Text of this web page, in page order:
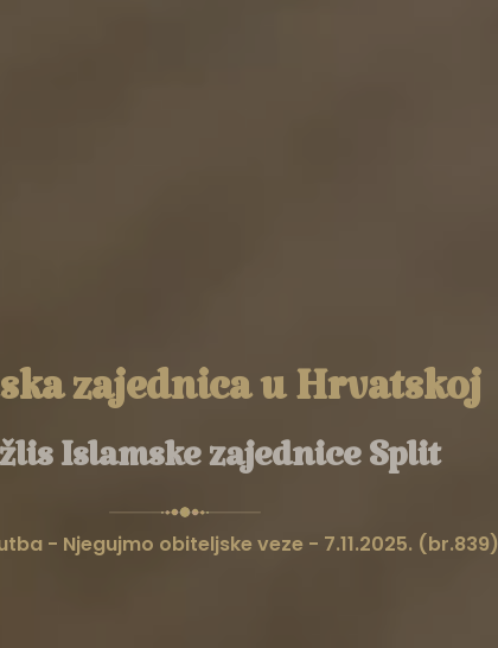
zajednica u Hrvatskoj
Islamske zajednice Split
- Njegujmo obiteljske veze - 7.11.2025. (br.839)